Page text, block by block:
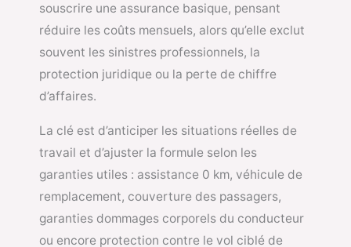
souscrire une assurance basique, pensant
réduire les coûts mensuels, alors qu’elle exclut
souvent les sinistres professionnels, la
protection juridique ou la perte de chiffre
d’affaires.
La clé est d’anticiper les situations réelles de
travail et d’ajuster la formule selon les
garanties utiles : assistance 0 km, véhicule de
remplacement, couverture des passagers,
garanties dommages corporels du conducteur
ou encore protection contre le vol ciblé de